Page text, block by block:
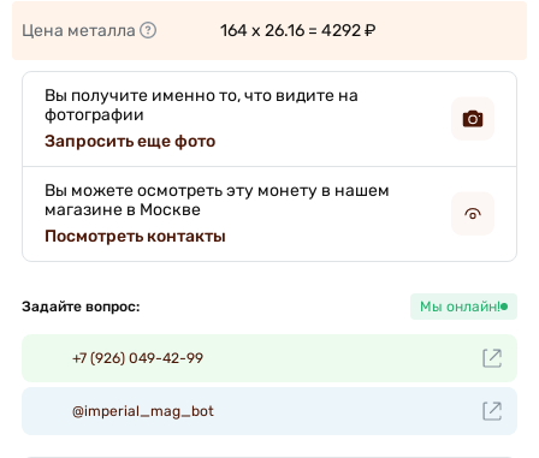
Цена металла 164 x 26.16 = 4292 ₽
Вы получите именно то, что видите на
фотографии
Запросить еще фото
Вы можете осмотреть эту монету в нашем
магазине в Москве
Посмотреть контакты
Задайте вопрос: Мы онлайн!
+7 (926) 049-42-99
@imperial_mag_bot